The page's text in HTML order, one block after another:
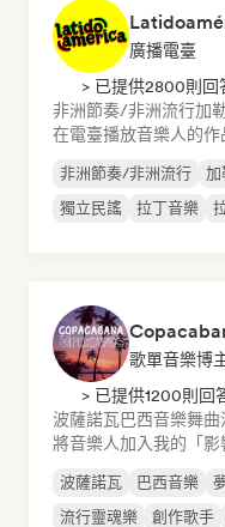
廣播電臺
> 已提供2800則回
非洲節奏/非洲流行加
在電臺播放音樂人的作
非洲節奏/非洲流行 加
獨立民謠
拉丁音樂
歌單音樂博
> 已提供1200則回
波薩諾瓦巴西音樂舞曲
將音樂人加入我的「影
波薩諾瓦 巴西音樂
流行靈魂樂
創作歌手